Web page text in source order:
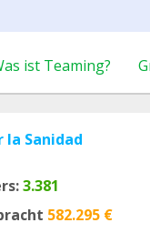
ist Teaming?
la Sanidad
3.381
582.295 €